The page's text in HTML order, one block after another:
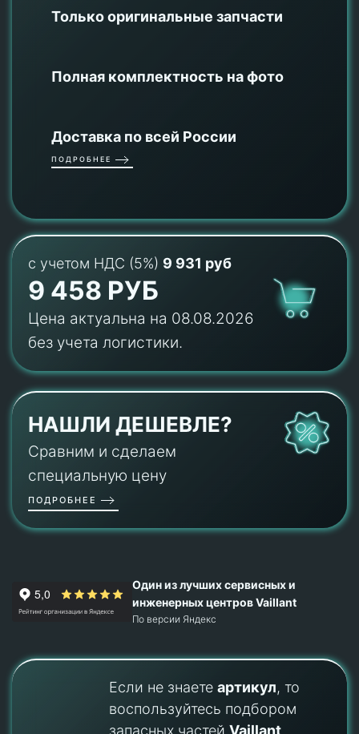
Только оригинальные запчасти
Полная комплектность на фото
Доставка по всей России
ПОДРОБНЕЕ
с учетом НДС (5%) 9 931 руб
9 458 РУБ
Цена актуальна на 08.08.2026
без учета логистики.
НАШЛИ ДЕШЕВЛЕ?
Сравним и сделаем
специальную цену
ПОДРОБНЕЕ
Один из лучших сервисных и
инженерных центров Vaillant
По версии Яндекс
Если не знаете артикул, то
воспользуйтесь подбором